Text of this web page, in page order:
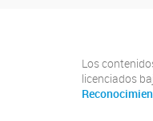
Los
licenciados